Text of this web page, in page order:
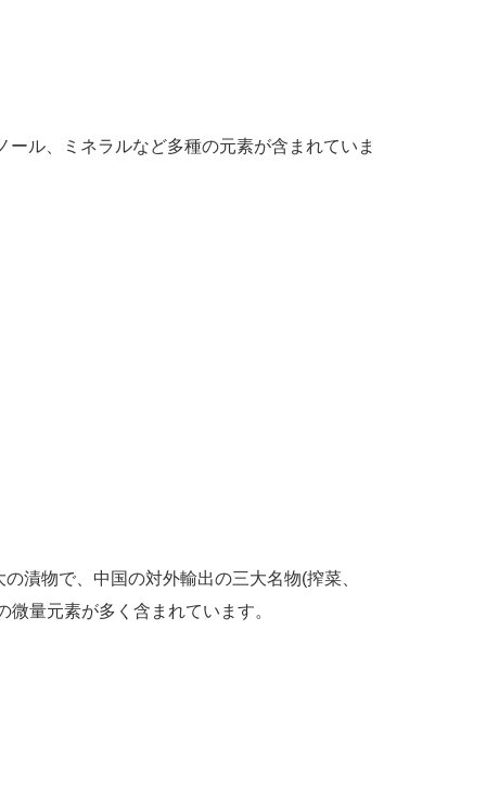
ル、ミネラルなど多種の元素が含まれていま
漬物で、中国の対外輸出の三大名物(搾菜、
量元素が多く含まれています。